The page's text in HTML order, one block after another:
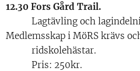
12.30 Fors Gård Trail.
Lagtävling och
Medlemsskap i MöRS krävs
ridskolehästar.
Pris: 250kr.